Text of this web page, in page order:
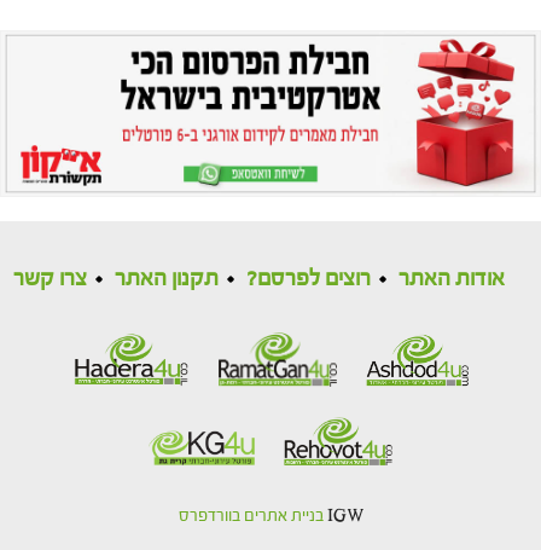
אודות האתר רוצים לפרסם? תקנון האתר צרו קשר
IGW בניית אתרים בוורדפרס